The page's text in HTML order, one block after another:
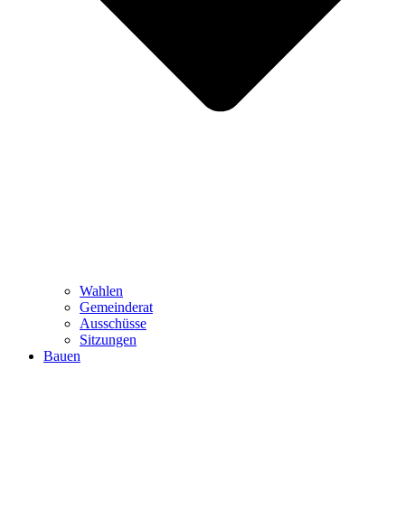
Wahlen
Gemeinderat
Ausschüsse
Sitzungen
Bauen